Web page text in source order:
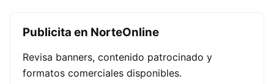
Publicita en NorteOnline
Revisa banners, contenido patrocinado y
formatos comerciales disponibles.